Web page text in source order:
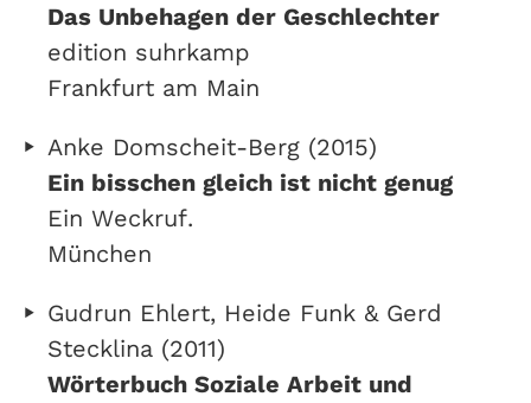
Das Unbehagen der Geschlechter
edition suhrkamp
Frankfurt am Main
Anke Domscheit-Berg (2015)
Ein bisschen gleich ist nicht genug
Ein Weckruf.
München
Gudrun Ehlert, Heide Funk & Gerd
Stecklina (2011)
Wörterbuch Soziale Arbeit und